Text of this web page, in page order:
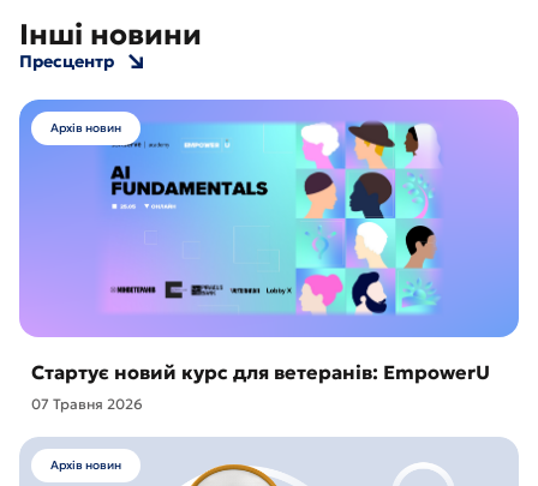
Інші новини
Пресцентр
Архів новин
Стартує новий курс для ветеранів: EmpowerU
07 Травня 2026
Архів новин